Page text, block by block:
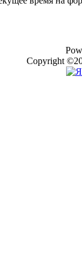
Copyright